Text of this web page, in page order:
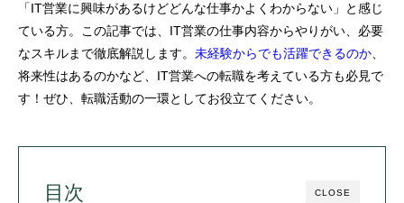
「IT営業に興味があるけどどんな仕事かよくわからない」と感じ
ている方。この記事では、IT営業の仕事内容からやりがい、必要
なスキルまで徹底解説します。 未経験からでも活躍できるのか
将来性はあるのかなど、IT営業への転職を考えている方も必見で
す！ぜひ、転職活動の一環としてお役立てください。
CLOSE
目次